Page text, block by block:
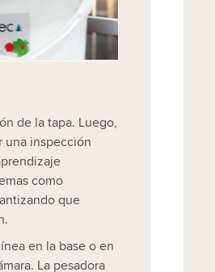
de la tapa. Luego,
una inspección
como
que
en la base o en
La pesadora